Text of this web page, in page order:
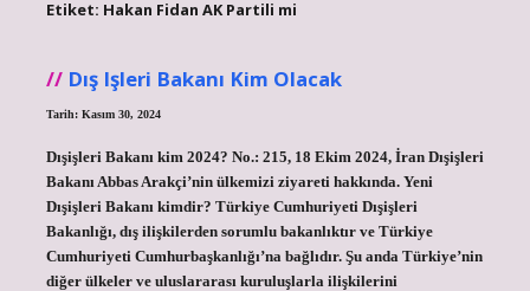
Etiket: Hakan Fidan AK Partili mi
Dış Işleri Bakanı Kim Olacak
Tarih: Kasım 30, 2024
Dışişleri Bakanı kim 2024? No.: 215, 18 Ekim 2024, İran Dışişleri
Bakanı Abbas Arakçi’nin ülkemizi ziyareti hakkında. Yeni
Dışişleri Bakanı kimdir? Türkiye Cumhuriyeti Dışişleri
Bakanlığı, dış ilişkilerden sorumlu bakanlıktır ve Türkiye
Cumhuriyeti Cumhurbaşkanlığı’na bağlıdır. Şu anda Türkiye’nin
diğer ülkeler ve uluslararası kuruluşlarla ilişkilerini